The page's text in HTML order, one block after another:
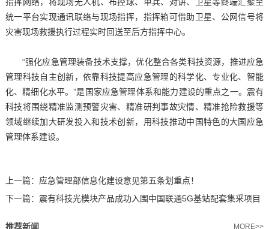
统一平台实现通讯联络与现场指挥，指挥箱可借助卫星、公网信号将
灾害现场救援执行过程实时回送至后方指挥中心。
“强化应急管理装备技术支撑，优化整合各类科技资源，推进应急
管理科技自主创新，依靠科技提高应急管理的科学化、专业化、智能
化、精细化水平。”是国家应急管理体系和能力建设的重点之一。震有
科技将围绕精准监测预警灾害、精准研判事故灾情、精准抢险救援等
领域继续加大研发投入和技术创新，用科技推动中国特色的大国应急
管理体系建设。
上一篇： 应急管理部信息化建设意见第五条划重点！
下一篇： 震有科技光模块产品成功入围中国联通5G基站配套集采项目
推荐新闻 MORE>>